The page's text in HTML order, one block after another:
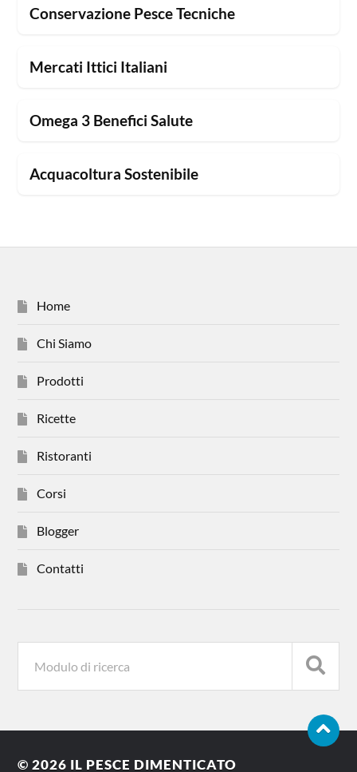
Conservazione Pesce Tecniche
Mercati Ittici Italiani
Omega 3 Benefici Salute
Acquacoltura Sostenibile
Home
Chi Siamo
Prodotti
Ricette
Ristoranti
Corsi
Blogger
Contatti
© 2026 IL PESCE DIMENTICATO